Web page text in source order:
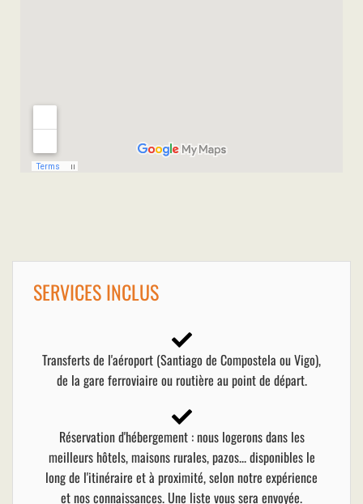
SERVICES INCLUS
Transferts de l'aéroport (Santiago de Compostela ou Vigo),
de la gare ferroviaire ou routière au point de départ.
Réservation d'hébergement : nous logerons dans les
meilleurs hôtels, maisons rurales, pazos... disponibles le
long de l'itinéraire et à proximité, selon notre expérience
et nos connaissances. Une liste vous sera envoyée.